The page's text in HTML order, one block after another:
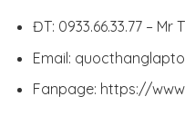
ĐT: 0933.66.33.77 – Mr
Email:
Fanpage: https://